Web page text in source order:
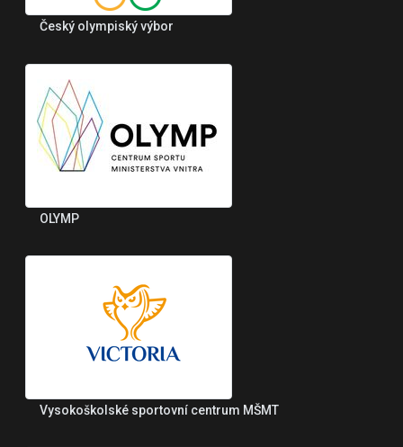
Český olympiský výbor
OLYMP
Vysokoškolské sportovní centrum MŠMT